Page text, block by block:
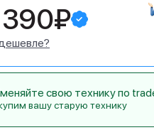
свою технику по
вашу старую технику